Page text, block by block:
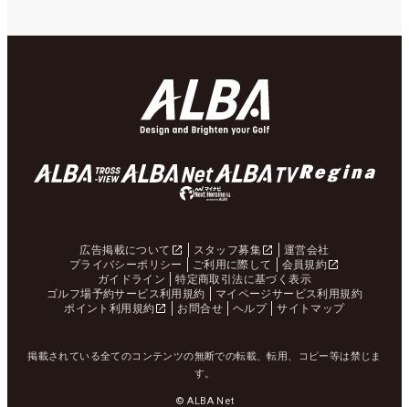
広告掲載について スタッフ募集
運営会社
プライバシーポリシー
ご利用に際して
会員規約
ガイドライン
特定商取引法に基づく表示
ゴルフ場予約サービス利用規約
マイページサービス利用規約
ポイント利用規約
お問合せ ヘルプ サイトマップ
掲載されている全てのコンテンツの無断での転載、転用、コピー等は禁じま
す。
© ALBA Net